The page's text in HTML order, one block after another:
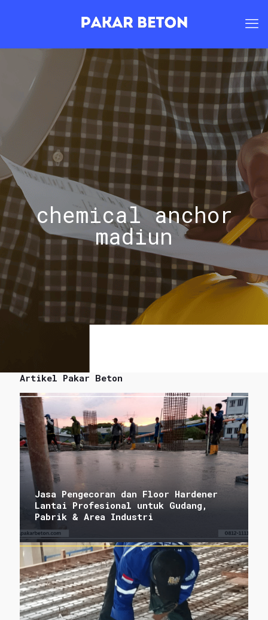
chemical anchor
madiun
Artikel Pakar Beton
Jasa Pengecoran dan Floor Hardener
Lantai Profesional untuk Gudang,
Pabrik & Area Industri